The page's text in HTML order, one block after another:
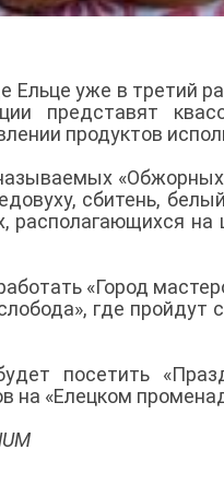
Ельце уже в третий
представят
продуктов
сбитень,
располагающихся
«Город
где пройдут
посетить
на «Елецком